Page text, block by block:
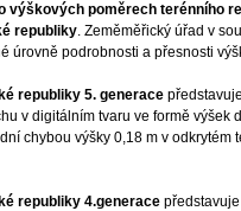
výškových poměrech terénního
republiky. Zeměměřický úřad v
úrovně podrobnosti a přesnosti
republiky 5. generace
v digitálním tvaru ve formě výšek
chybou výšky 0,18 m v odkrytém
republiky 4.generace